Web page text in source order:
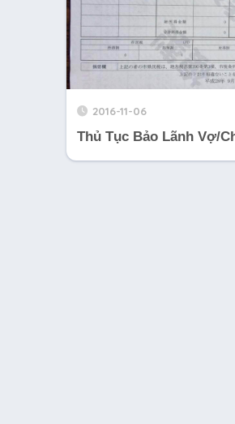
2016-11-06
Thủ Tục Bảo Lãnh Vợ/